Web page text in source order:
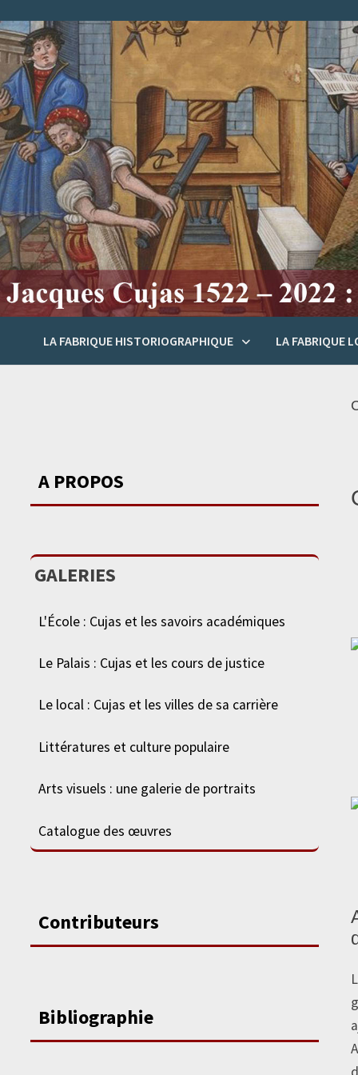
au
contenu
LA FABRIQUE HISTORIOGRAPHIQUE LA FABRIQUE
A PROPOS
GALERIES
L'École : Cujas et les savoirs académiques
Le Palais : Cujas et les cours de justice
Le local : Cujas et les villes de sa carrière
Littératures et culture populaire
Arts visuels : une galerie de portraits
Catalogue des œuvres
Contributeurs
Bibliographie